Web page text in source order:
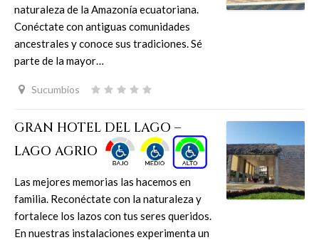
naturaleza de la Amazonía ecuatoriana.
Conéctate con antiguas comunidades
ancestrales y conoce sus tradiciones. Sé
parte de la mayor…
Sucumbios
GRAN HOTEL DEL LAGO –
LAGO AGRIO
Las mejores memorias las hacemos en
familia. Reconéctate con la naturaleza y
fortalece los lazos con tus seres queridos.
En nuestras instalaciones experimenta un